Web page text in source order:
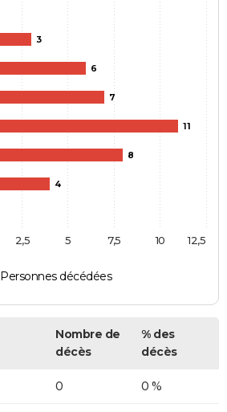
3
6
7
11
8
4
Personnes décédées
10
2,5 5 7,5 12,5
Nombre de
décès
% des
décès
0 0 %